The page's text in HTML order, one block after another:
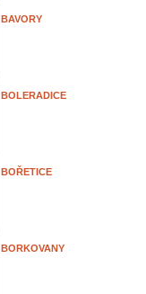
BAVORY
BOLERADICE
BOŘETICE
BORKOVANY